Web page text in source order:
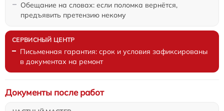
Обещание на словах: если поломка вернётся,
предъявить претензию некому
Письменная гарантия: срок и условия зафиксированы
в документах на ремонт
Документы после работ